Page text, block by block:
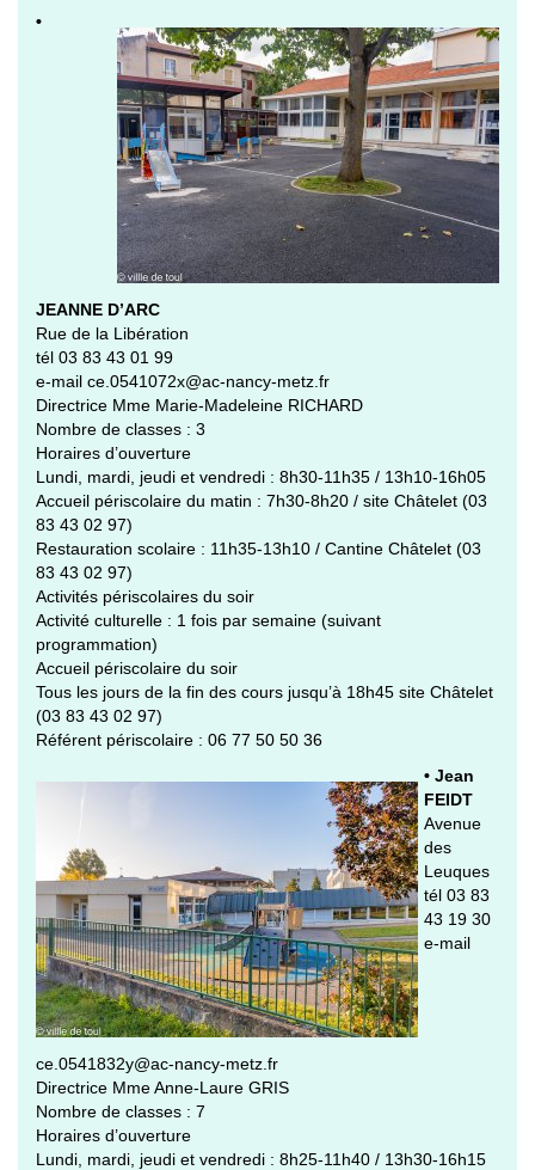
•
JEANNE D’ARC
Rue de la Libération
tél 03 83 43 01 99
e-mail ce.0541072x@ac-nancy-metz.fr
Directrice Mme Marie-Madeleine RICHARD
Nombre de classes : 3
Horaires d’ouverture
Lundi, mardi, jeudi et vendredi : 8h30-11h35 / 13h10-16h05
Accueil périscolaire du matin : 7h30-8h20 / site Châtelet (03
83 43 02 97)
Restauration scolaire : 11h35-13h10 / Cantine Châtelet (03
83 43 02 97)
Activités périscolaires du soir
Activité culturelle : 1 fois par semaine (suivant
programmation)
Accueil périscolaire du soir
Tous les jours de la fin des cours jusqu’à 18h45 site Châtelet
(03 83 43 02 97)
Référent périscolaire : 06 77 50 50 36
• Jean
FEIDT
Avenue
des
Leuques
tél 03 83
43 19 30
e-mail
ce.0541832y@ac-nancy-metz.fr
Directrice Mme Anne-Laure GRIS
Nombre de classes : 7
Horaires d’ouverture
Lundi, mardi, jeudi et vendredi : 8h25-11h40 / 13h30-16h15